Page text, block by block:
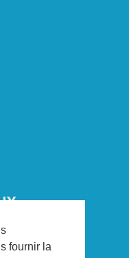
fournir la